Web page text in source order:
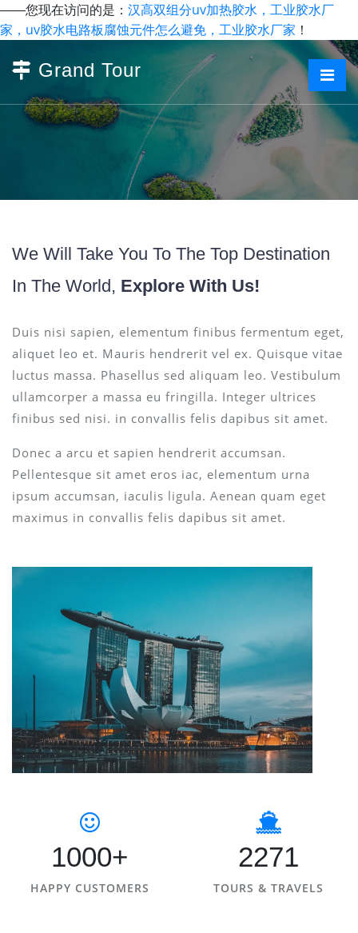
——您现在访问的是： 汉高双组分uv加热胶水，工业胶水厂
家，uv胶水电路板腐蚀元件怎么避免，工业胶水厂家 ！
Grand Tour
We Will Take You To The Top Destination
In The World, Explore With Us!
Duis nisi sapien, elementum finibus fermentum eget,
aliquet leo et. Mauris hendrerit vel ex. Quisque vitae
luctus massa. Phasellus sed aliquam leo. Vestibulum
ullamcorper a massa eu fringilla. Integer ultrices
finibus sed nisi. in convallis felis dapibus sit amet.
Donec a arcu et sapien hendrerit accumsan.
Pellentesque sit amet eros iac, elementum urna
ipsum accumsan, iaculis ligula. Aenean quam eget
maximus in convallis felis dapibus sit amet.
1000+
HAPPY CUSTOMERS
2271
TOURS & TRAVELS